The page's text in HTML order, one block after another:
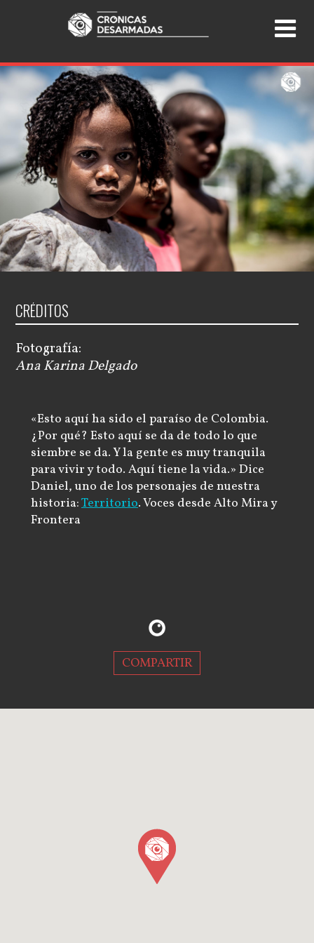
CRÉDITOS
Fotografía:
Ana Karina Delgado
«Esto aquí ha sido el paraíso de Colombia.
¿Por qué? Esto aquí se da de todo lo que
siembre se da. Y la gente es muy tranquila
para vivir y todo. Aquí tiene la vida.» Dice
Daniel, uno de los personajes de nuestra
historia:Territorio. Voces desde Alto Mira y
Frontera
COMPARTIR